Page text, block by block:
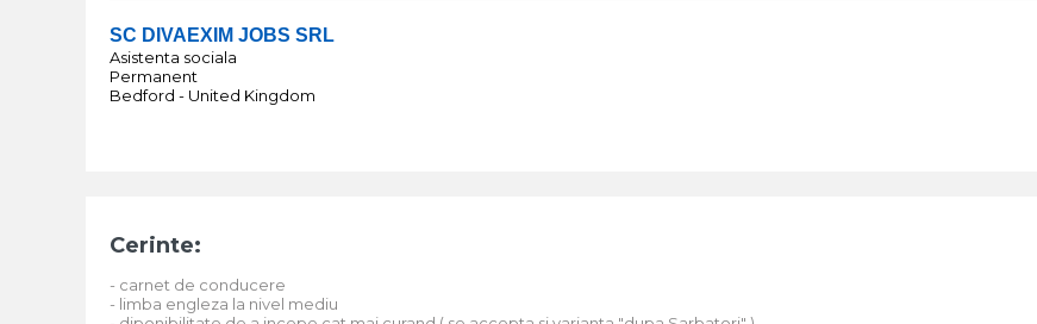
SC DIVAEXIM JOBS SRL
Asistenta sociala
Permanent
Bedford - United Kingdom
Cerinte:
- carnet de conducere
- limba engleza la nivel mediu